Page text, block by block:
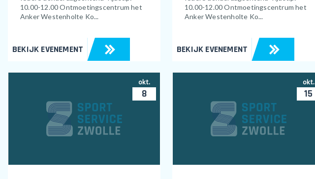
10.00-12.00 Ontmoetingscentrum het
Anker Westenholte Ko...
BEKIJK EVENEMENT
10.00-12.00 Ontmoetingscentrum het
Anker Westenholte Ko...
BEKIJK EVENEMENT
okt.
8
okt.
15